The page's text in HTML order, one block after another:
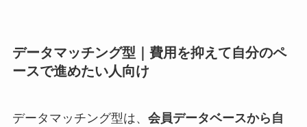
データマッチング型｜費用を抑えて自分のペ
ースで進めたい人向け
データマッチング型は、 会員データベースから自